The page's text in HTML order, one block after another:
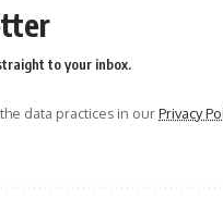
to your inbox.
data practices in ourPrivacy